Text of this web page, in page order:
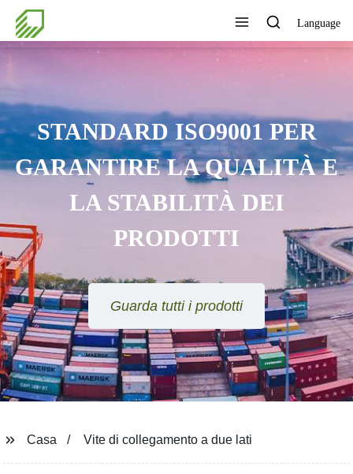
Language
STANDARD ISO9001 PER
GARANTIRE LA QUALITÀ E
LA STABILITÀ DEI
PRODOTTI
Guarda tutti i prodotti
Casa Vite di collegamento a due lati